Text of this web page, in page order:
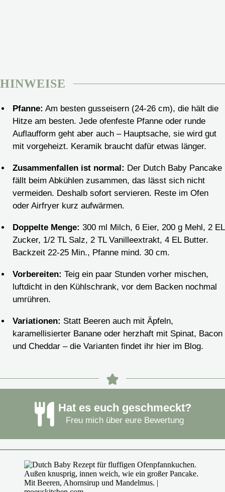
HINWEISE
Pfanne: Am besten gusseisern (24-26 cm), die hält die
Hitze am besten. Jede ofenfeste Pfanne oder runde
Auflaufform geht aber auch – Hauptsache, sie wird gut
mit vorgeheizt. Keramik braucht dafür etwas länger.
Zusammenfallen ist normal: Der Dutch Baby Pancake
fällt beim Abkühlen zusammen, das lässt sich nicht
vermeiden. Deshalb sofort servieren. Reste im Ofen
oder Airfryer kurz aufwärmen.
Doppelte Menge: 300 ml Milch, 6 Eier, 200 g Mehl, 2 EL
Zucker, 1/2 TL Salz, 2 TL Vanilleextrakt, 4 EL Butter.
Backzeit 22-25 Min., Pfanne mind. 30 cm.
Vorbereiten: Teig ein paar Stunden vorher mischen,
luftdicht in den Kühlschrank, vor dem Backen nochmal
umrühren.
Variationen: Statt Beeren auch mit Äpfeln,
karamellisierter Banane oder herzhaft mit Spinat, Bacon
und Cheddar – die Varianten findet ihr hier im Blog.
Hat es euch geschmeckt?
Freu mich über eure Bewertung